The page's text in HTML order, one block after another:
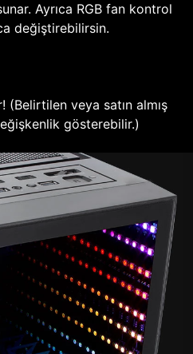
Ayrıca RGB fan kontrol
değiştirebilirsin.
veya satın almış
gösterebilir.)